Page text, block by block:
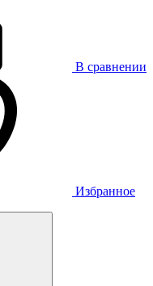
В сравнении
Избранное